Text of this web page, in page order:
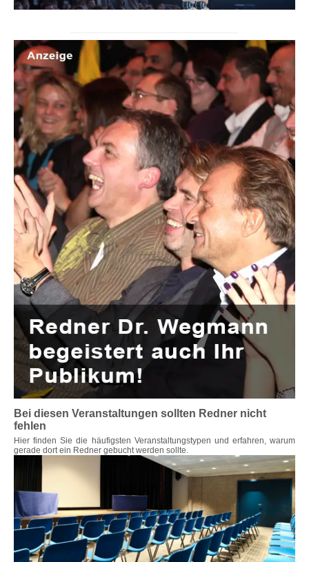
Bei diesen Veranstaltungen sollten Redner nicht
fehlen
Hier finden Sie die häufigsten Veranstaltungstypen und erfahren, warum
gerade dort ein Redner gebucht werden sollte.